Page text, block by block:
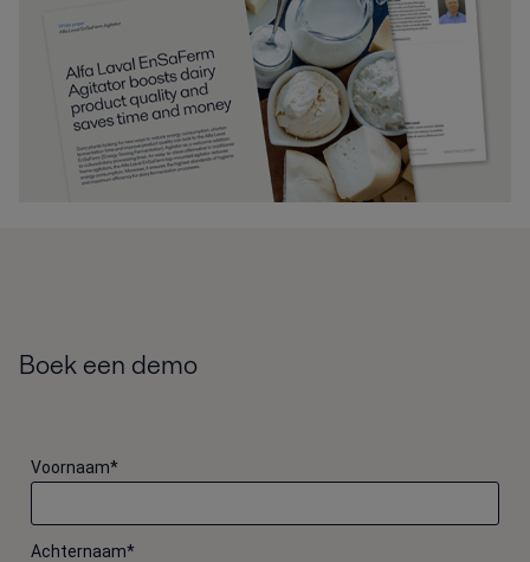
Boek een demo
*
Voornaam
*
Achternaam